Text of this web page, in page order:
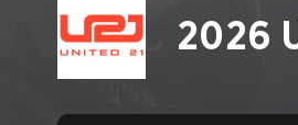
2026